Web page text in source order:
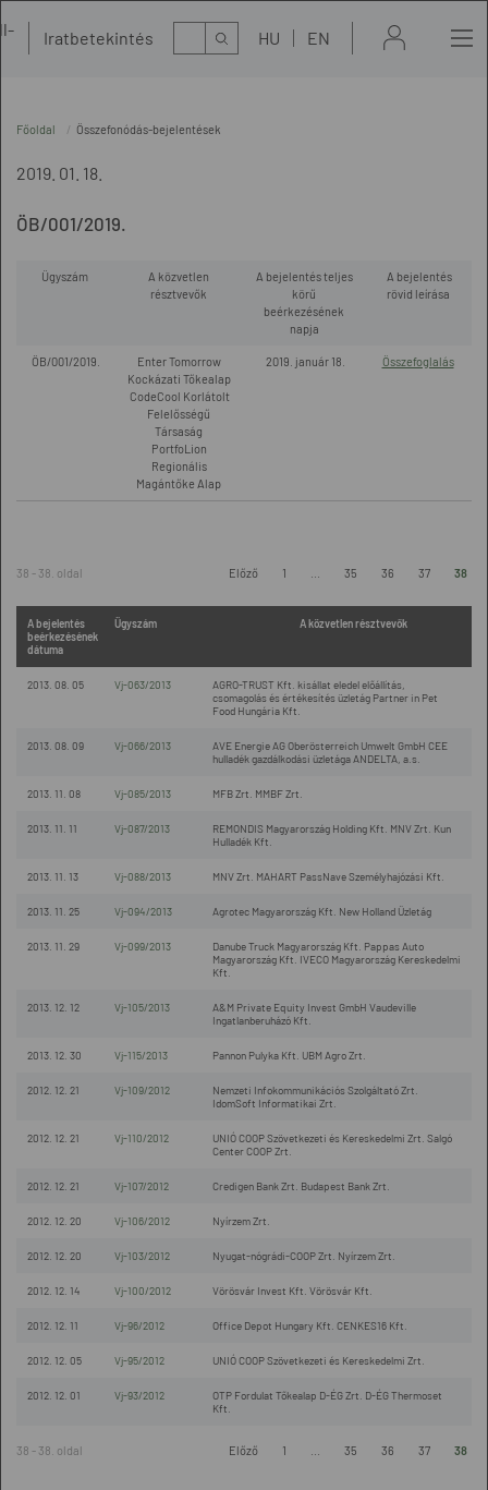
Iratbetekintés Kereső HU EN
Főoldal Összefonódás-bejelentések
2019. 01. 18.
ÖB/001/2019.
Ügyszám
A közvetlen
résztvevők
A bejelentés teljes
körű
beérkezésének
napja
A bejelentés
rövid leírása
ÖB/001/2019.
Enter Tomorrow
Kockázati Tőkealap
CodeCool Korlátolt
Felelősségű
Társaság
PortfoLion
Regionális
Magántőke Alap
2019. január 18. Összefoglalás
38 - 38. oldal Előző 1 35 36 37 38
A bejelentés
beérkezésének
dátuma
Ügyszám A közvetlen résztvevők
2013. 08. 05 Vj-063/2013
AGRO-TRUST Kft. kisállat eledel előállítás,
csomagolás és értékesítés üzletág Partner in Pet
Food Hungária Kft.
2013. 08. 09 Vj-066/2013
AVE Energie AG Oberösterreich Umwelt GmbH CEE
hulladék gazdálkodási üzletága ANDELTA, a.s.
2013. 11. 08 Vj-085/2013 MFB Zrt. MMBF Zrt.
2013. 11. 11 Vj-087/2013
REMONDIS Magyarország Holding Kft. MNV Zrt. Kun
Hulladék Kft.
2013. 11. 13 Vj-088/2013 MNV Zrt. MAHART PassNave Személyhajózási Kft.
2013. 11. 25 Vj-094/2013 Agrotec Magyarország Kft. New Holland Üzletág
2013. 11. 29 Vj-099/2013
Danube Truck Magyarország Kft. Pappas Auto
Magyarország Kft. IVECO Magyarország Kereskedelmi
Kft.
2013. 12. 12 Vj-105/2013
A&M Private Equity Invest GmbH Vaudeville
Ingatlanberuházó Kft.
2013. 12. 30 Vj-115/2013 Pannon Pulyka Kft. UBM Agro Zrt.
2012. 12. 21 Vj-109/2012
Nemzeti Infokommunikációs Szolgáltató Zrt.
IdomSoft Informatikai Zrt.
2012. 12. 21 Vj-110/2012
UNIÓ COOP Szövetkezeti és Kereskedelmi Zrt. Salgó
Center COOP Zrt.
2012. 12. 21 Vj-107/2012 Credigen Bank Zrt. Budapest Bank Zrt.
2012. 12. 20 Vj-106/2012 Nyírzem Zrt.
2012. 12. 20 Vj-103/2012 Nyugat-nógrádi-COOP Zrt. Nyírzem Zrt.
2012. 12. 14 Vj-100/2012 Vörösvár Invest Kft. Vörösvár Kft.
2012. 12. 11 Vj-96/2012 Office Depot Hungary Kft. CENKES16 Kft.
2012. 12. 05 Vj-95/2012 UNIÓ COOP Szövetkezeti és Kereskedelmi Zrt.
2012. 12. 01 Vj-93/2012
OTP Fordulat Tőkealap D-ÉG Zrt. D-ÉG Thermoset
Kft.
38 - 38. oldal Előző 1 35 36 37 38